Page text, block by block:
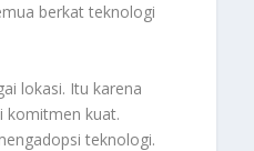
berkat teknologi
lokasi. Itu karena
komitmen kuat.
teknologi.